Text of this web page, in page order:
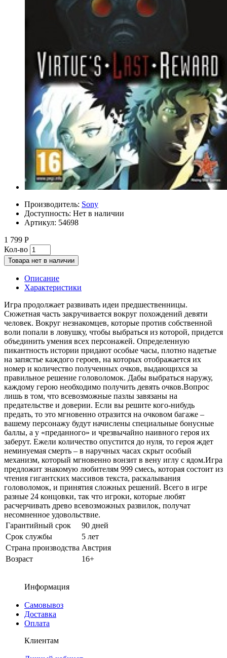
Производитель: Sony
Доступность: Нет в наличии
Артикул: 54698
1 799 Р
Кол-во
Товара нет в наличии
Описание
Характеристики
Игра продолжает развивать идеи предшественницы.
Сюжетная часть закручивается вокруг похождений девяти
человек. Вокруг незнакомцев, которые против собственной
воли попали в ловушку, чтобы выбраться из которой, придется
объединить умения всех персонажей. Определенную
пикантность истории придают особые часы, плотно надетые
на запястье каждого героев, на которых отображается их
номер и количество полученных очков, выдающихся за
правильное решение головоломок. Дабы выбраться наружу,
каждому герою необходимо получить девять очков.Вопрос
лишь в том, что всевозможные пазлы завязаны на
предательстве и доверии. Если вы решите кого-нибудь
предать, то это мгновенно отразится на очковом багаже –
вашему персонажу будут начислены специальные бонусные
баллы, а у «преданного» и чрезвычайно наивного героя их
заберут. Ежели количество опустится до нуля, то героя ждет
неминуемая смерть – в наручных часах скрыт особый
механизм, который мгновенно вонзит в вену иглу с ядом.Игра
предложит знакомую любителям 999 смесь, которая состоит из
чтения гигантских массивов текста, раскалывания
головоломок, и принятия сложных решений. Всего в игре
разные 24 концовки, так что игроки, которые любят
расчерчивать древо всевозможных развилок, получат
несомненное удовольствие.
Гарантийный срок
90 дней
Срок службы
5 лет
Страна производства Австрия
Возраст
16+
Информация
Самовывоз
Доставка
Оплата
Клиентам